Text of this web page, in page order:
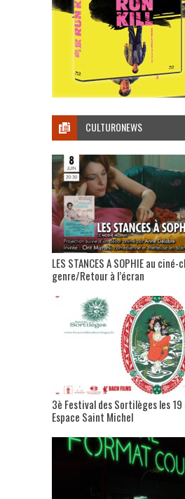
CULTURONEWS
LES STANCES A SOPHIE au ciné-
genre/Retour à l’écran
3è Festival des Sortilèges les
Espace Saint Michel